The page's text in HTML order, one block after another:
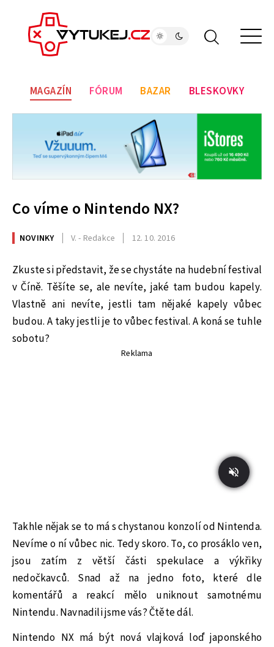
MAGAZÍN FÓRUM BAZAR BLESKOVKY
Co víme o Nintendo NX?
NOVINKY V. - Redakce 12. 10. 2016
Zkuste si představit, že se chystáte na hudební festival
v Číně. Těšíte se, ale nevíte, jaké tam budou kapely.
Vlastně ani nevíte, jestli tam nějaké kapely vůbec
budou. A taky jestli je to vůbec festival. A koná se tuhle
sobotu?
Reklama
Takhle nějak se to má s chystanou konzolí od Nintenda.
Nevíme o ní vůbec nic. Tedy skoro. To, co prosáklo ven,
jsou zatím z větší části spekulace a výkřiky
nedočkavců. Snad až na jedno foto, které dle
komentářů a reakcí mělo uniknout samotnému
Nintendu. Navnadili jsme vás? Čtěte dál.
Nintendo NX má být nová vlajková loď japonského